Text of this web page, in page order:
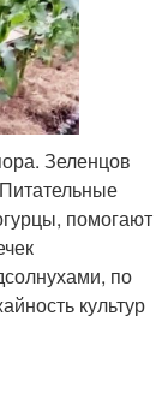
Зеленцов
помогают
по
культур